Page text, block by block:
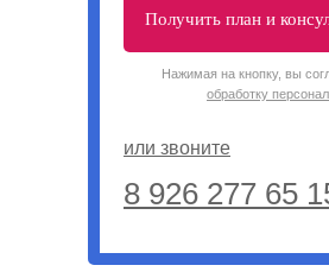
Получить план и
Нажимая на кнопку, вы
обработку
или звоните
8 926 277 65